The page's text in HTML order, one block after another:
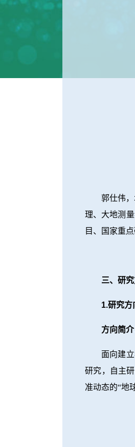
郭仕伟
理、大地测
目、国家重
三、研
1.研究
方向简介
面向建
研究，自主
准动态的“地